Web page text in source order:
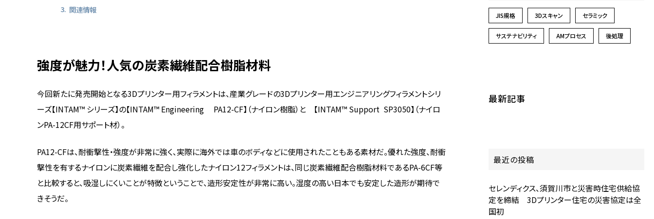
関連情報
強度が魅力！人気の炭素繊維配合樹脂材料
今回新たに発売開始となる3Dプリンター用フィラメントは、産業グレードの3Dプリンター用エンジニアリングフィラメントシリ
ーズ【INTAM™ シリーズ】の【INTAM™ Engineering PA12-CF】（ナイロン樹脂）と 【INTAM™ Support SP3050】（ナイロ
ンPA-12CF用サポート材）。
PA12-CFは、耐衝撃性・強度が非常に強く、実際に海外では車のボディなどに使用されたこともある素材だ。優れた強度、耐衝
撃性を有するナイロンに炭素繊維を配合し強化したナイロン12フィラメントは、同じ炭素繊維配合樹脂材料であるPA-6CF等
と比較すると、吸湿しにくいことが特徴ということで、造形安定性が非常に高い。湿度の高い日本でも安定した造形が期待で
きそうだ。
JIS規格 3Dスキャン セラミック
サステナビリティ AMプロセス 後処理
最新記事
最近の投稿
セレンディクス、須賀川市と災害時住宅供給協
定を締結 3Dプリンター住宅の災害協定は全
国初